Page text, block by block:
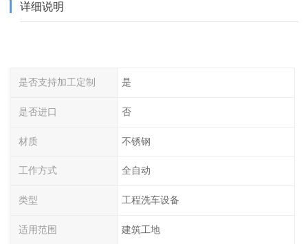
详细说明
是否支持加工定制 是
是否进口 否
材质 不锈钢
工作方式 全自动
类型 工程洗车设备
适用范围 建筑工地